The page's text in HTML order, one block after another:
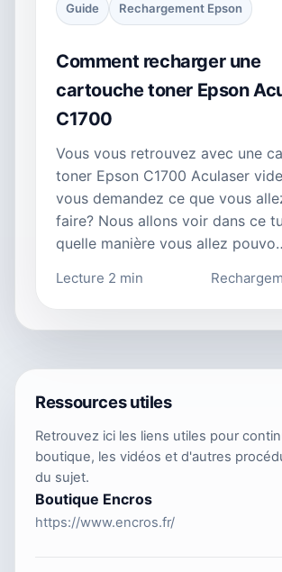
Guide Rechargement Epson
Comment recharger une
cartouche toner Epson
C1700
Vous vous retrouvez avec une
toner Epson C1700 Aculaser
vous demandez ce que vous
faire? Nous allons voir dans ce
quelle manière vous allez
Lecture 2 min
Ressources utiles
Retrouvez ici les liens utiles pour
boutique, les vidéos et d'autres
du sujet.
Boutique Encros
https://www.encros.fr/